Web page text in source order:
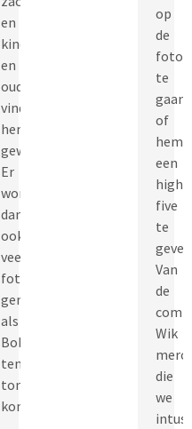
en
kinderen
en
ouders
vinden
hem
geweldig.
Er
worden
dan
ook
veel
foto’s
gemaakt
als
Bobby
ten
tonele
komt.”
op
de
foto
te
gaan
of
hem
een
high
five
te
Van
de
Wik
die
we